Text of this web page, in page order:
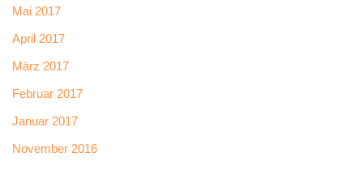
Mai 2017
April 2017
März 2017
Februar 2017
Januar 2017
November 2016